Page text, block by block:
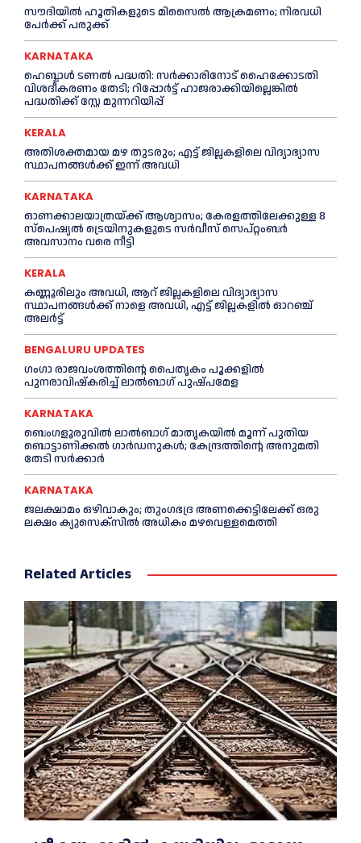
സൗദിയിൽ ഹൂതികളുടെ മിസൈൽ ആക്രമണം; നിരവധി
പേർക്ക് പരുക്ക്
KARNATAKA
ഹെബ്ബാൾ ടണൽ പദ്ധതി: സർക്കാരിനോട് ഹൈക്കോടതി
വിശദീകരണം തേടി; റിപ്പോർട്ട് ഹാജരാക്കിയില്ലെങ്കിൽ
പദ്ധതിക്ക് സ്റ്റേ മുന്നറിയിപ്പ്
KERALA
അതിശക്തമായ മഴ തുടരും; എട്ട് ജി​ല്ല​ക​ളി​ലെ വി​ദ്യാ​ഭ്യാ​സ
സ്ഥാ​പ​ന​ങ്ങ​ൾ​ക്ക് ഇ​ന്ന് അ​വ​ധി
KARNATAKA
ഓണക്കാലയാത്രയ്ക്ക് ആശ്വാസം; കേരളത്തിലേക്കുള്ള 8
സ്പെഷ്യൽ ട്രെയിനുകളുടെ സർവീസ് സെപ്റ്റംബർ
അവസാനം വരെ നീട്ടി
KERALA
കണ്ണൂരിലും അവധി, ആറ് ജില്ലകളിലെ വിദ്യാഭ്യാസ
സ്ഥാപനങ്ങൾക്ക് നാളെ അവധി, എട്ട് ജില്ലകളിൽ ഓറഞ്ച്
അലർട്ട്
BENGALURU UPDATES
ഗംഗാ രാജവംശത്തിന്റെ പൈതൃകം പൂക്കളിൽ
പുനരാവിഷ്‌കരിച്ച് ലാൽബാഗ് പുഷ്പമേള
KARNATAKA
ബെംഗളൂരുവിൽ ലാൽബാഗ് മാതൃകയിൽ മൂന്ന് പുതിയ
ബൊട്ടാണിക്കൽ ഗാർഡനുകൾ; കേന്ദ്രത്തിന്റെ അനുമതി
തേടി സർക്കാർ
KARNATAKA
ജലക്ഷാമം ഒഴിവാകും; തുംഗഭദ്ര അണക്കെട്ടിലേക്ക് ഒരു
ലക്ഷം ക്യുസെക്സില്‍ അധികം മഴവെള്ളമെത്തി
Related Articles